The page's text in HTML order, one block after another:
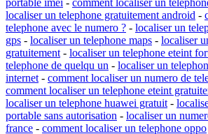
localiser un telephone gratuitement android -
telephone avec le numero ? - localiser un
gps - localiser un telephone maps - localiser
gratuitement - localiser un telephone eteint
telephone de quelqu un - localiser un
internet - comment localiser un numero de
comment localiser un telephone eteint
localiser un telephone huawei gratuit -
portable sans autorisation - localiser un
france - comment localiser un telephone oppo